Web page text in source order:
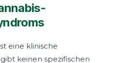
eine klinische
gibt keinen spezifischen